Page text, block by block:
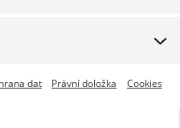
je dostupné
dat Právní doložka Cookies